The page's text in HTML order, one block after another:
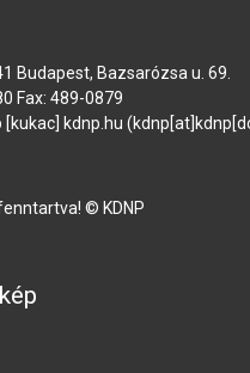
Budapest, Bazsarózsa u. 69.
Fax: 489-0879
[kukac] kdnp.hu
© KDNP